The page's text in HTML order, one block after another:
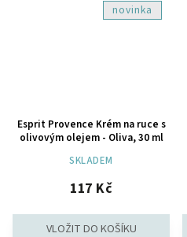
novinka
Esprit Provence Krém na ruce s
olivovým olejem - Oliva, 30 ml
SKLADEM
117 Kč